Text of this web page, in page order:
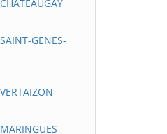
GENES-